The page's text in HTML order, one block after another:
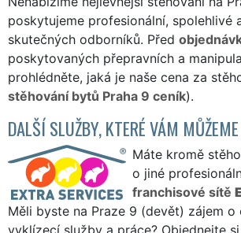
poskytujeme profesionální, spolehlivé
skutečných odborníků. Před
poskytovaných přepravních a
prohlédněte, jaká je naše cena za
stěhování bytů Praha 9 ceník).
DALŠÍ SLUŽBY, KTERÉ VÁM
Máte kromě
o jiné
franchisové sítě
Měli byste na Praze 9 (devět) zájem o
vyklízecí služby a práce? Objednejte